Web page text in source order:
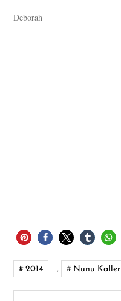
Deborah
2014 , Nunu Kaller